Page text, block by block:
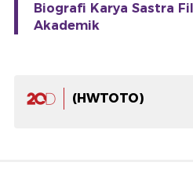
Biografi Karya Sastra
Akademik
(HWTOTO)